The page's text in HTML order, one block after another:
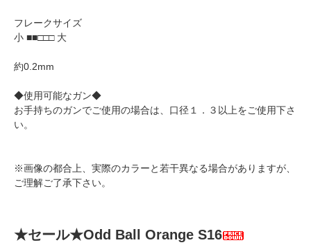
フレークサイズ
小 ■■□□□ 大
約0.2mm
◆使用可能なガン◆
お手持ちのガンでご使用の場合は、口径１．３以上をご使用下さ
い。
※画像の都合上、実際のカラーと若干異なる場合がありますが、
ご理解ご了承下さい。
★セール★Odd Ball Orange S16